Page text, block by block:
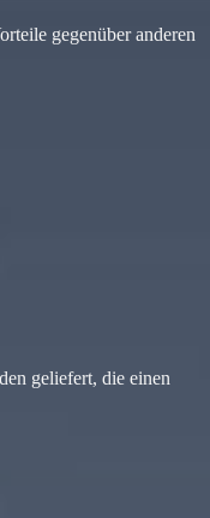
gegenüber anderen
geliefert, die einen